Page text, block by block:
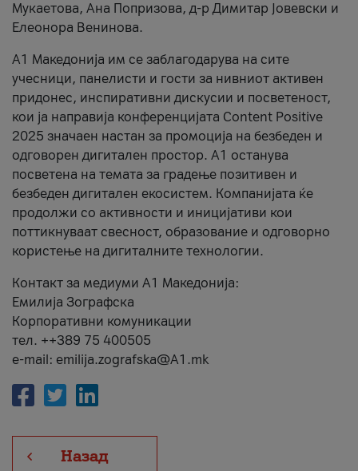
Мукаетова, Ана Попризова, д-р Димитар Јовевски и
Елеонора Венинова.
А1 Македонија им се заблагодарува на сите
учесници, панелисти и гости за нивниот активен
придонес, инспиративни дискусии и посветеност,
кои ја направија конференцијата Content Positive
2025 значаен настан за промоција на безбеден и
одговорен дигитален простор. А1 останува
посветена на темата за градење позитивен и
безбеден дигитален екосистем. Компанијата ќе
продолжи со активности и иницијативи кои
поттикнуваат свесност, образование и одговорно
користење на дигиталните технологии.
Контакт за медиуми А1 Македонија:
Емилија Зографска
Корпоративни комуникации
тел. ++389 75 400505
e-mail: emilija.zografska@A1.mk
Назад